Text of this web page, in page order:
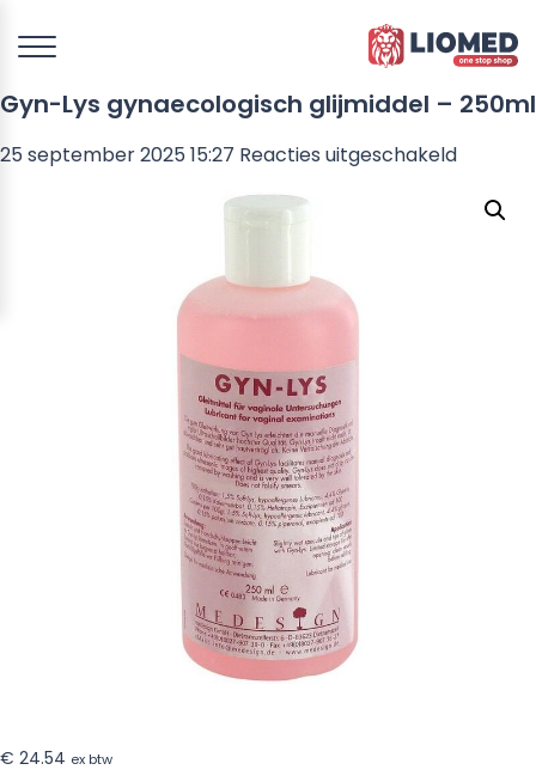
Gyn-Lys gynaecologisch glijmiddel – 250ml
25 september 2025 15:27 Reacties uitgeschakeldvoor
€ 24.54 ex btw